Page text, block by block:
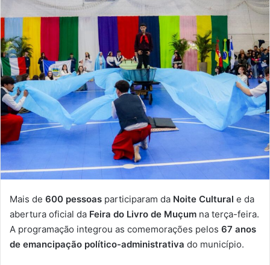
Mais de 600 pessoas participaram da Noite Cultural e da
abertura oficial da Feira do Livro de Muçum na terça-feira.
A programação integrou as comemorações pelos 67 anos
de emancipação político-administrativa do município.